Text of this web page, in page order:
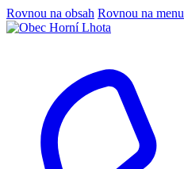
Rovnou na obsah Rovnou na menu